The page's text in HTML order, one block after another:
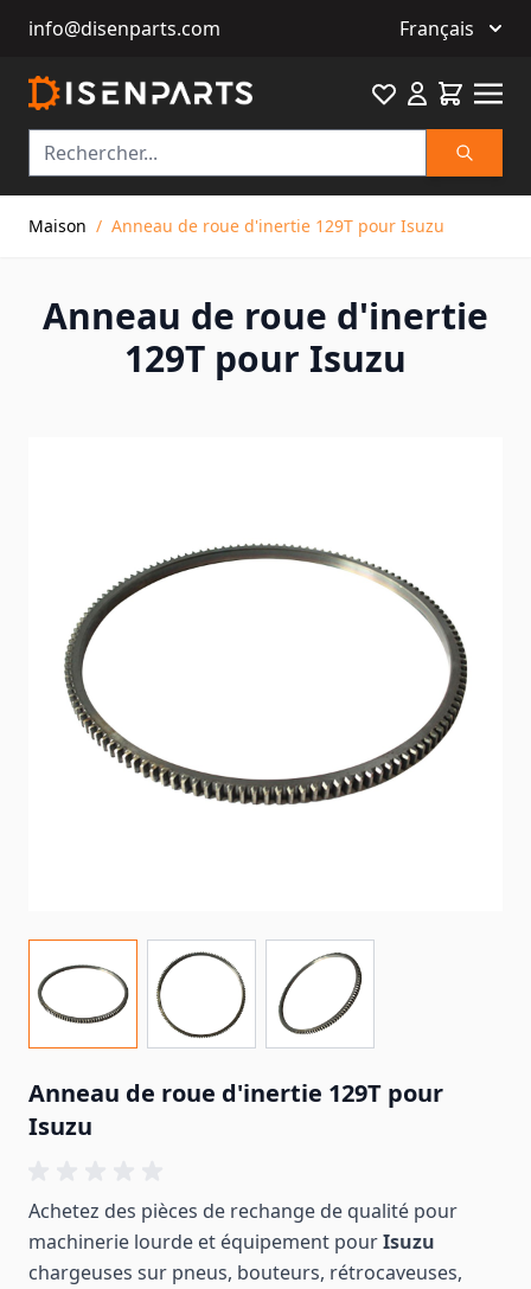
info@disenparts.com Français
FavouriteCart
Maison / Anneau de roue d'inertie 129T pour Isuzu
Anneau de roue d'inertie
129T pour Isuzu
Anneau de roue d'inertie 129T pour
Isuzu
Achetez des pièces de rechange de qualité pour
machinerie lourde et équipement pourIsuzu
chargeuses sur pneus, bouteurs, rétrocaveuses,